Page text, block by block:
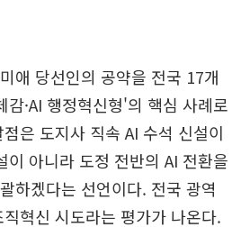
애 당선인의 공약을 전국 17개
·AI 행정혁신형'의 핵심 사례로
은 도지사 직속 AI 수석 신설이
이 아니라 도정 전반의 AI 전환을
하겠다는 선언이다. 전국 광역
혁신 시도라는 평가가 나온다.